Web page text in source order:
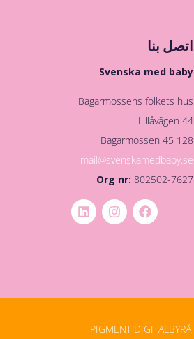
اتصل بنا
Svenska med baby
Bagarmossens folkets hus
Lillåvägen 44
128 45 Bagarmossen
mail@svenskamedbaby.se
Org nr:802502-7627
PIGMENT DIGITALBYRÅ